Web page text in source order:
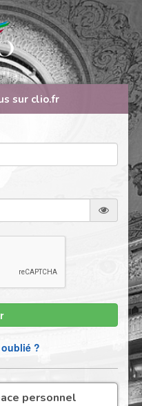
sur clio.fr
?
personnel